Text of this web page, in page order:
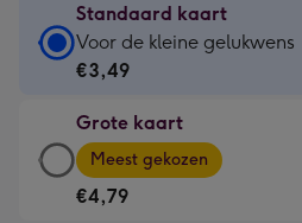
Standaard kaart
Standaard
kaart
€3,49
-
Voor
Voor de kleine gelukwens
€3,49
Grote kaart
Grote
kaart
-
Meest gekozen
€4,79